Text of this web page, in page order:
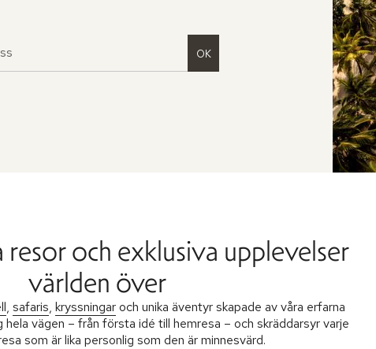
OK
resor och exklusiva upplevelser
världen över
, safaris, kryssningaroch unika äventyr skapade av våra erfarna
vägen – från första idé till hemresa – och skräddarsyr varje
som är lika personlig som den är minnesvärd.